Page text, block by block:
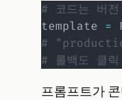
# 코드는 버
template =
#
# 롤백도 클
프롬프트가